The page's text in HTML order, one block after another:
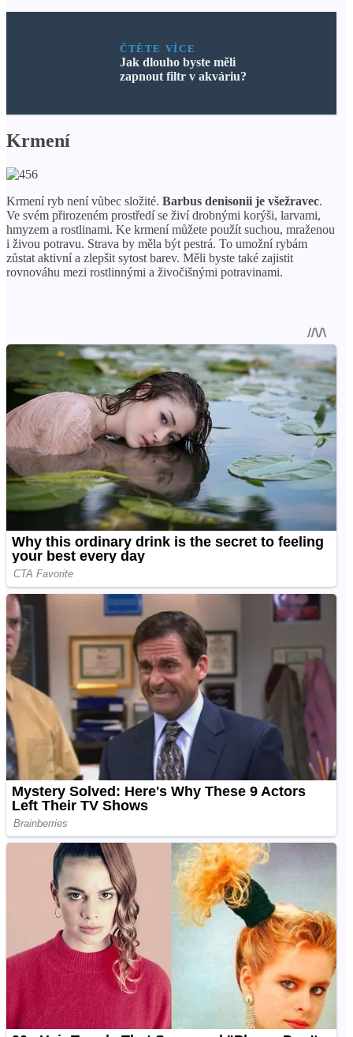
ČTĚTE VÍCE
Jak dlouho byste měli
zapnout filtr v akváriu?
Krmení
Krmení ryb není vůbec složité. Barbus denisonii je všežravec.
Ve svém přirozeném prostředí se živí drobnými korýši, larvami,
hmyzem a rostlinami. Ke krmení můžete použít suchou, mraženou
i živou potravu. Strava by měla být pestrá. To umožní rybám
zůstat aktivní a zlepšit sytost barev. Měli byste také zajistit
rovnováhu mezi rostlinnými a živočišnými potravinami.